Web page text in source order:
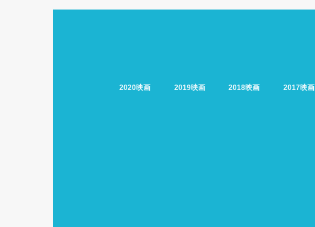
2020映画 2019映画 2018映画 2017映画